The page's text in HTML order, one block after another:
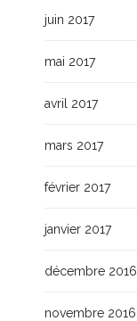
juin 2017
mai 2017
avril 2017
mars 2017
février 2017
janvier 2017
décembre 2016
novembre 2016